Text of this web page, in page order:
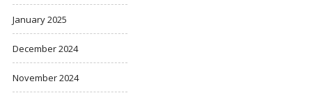
January 2025
December 2024
November 2024